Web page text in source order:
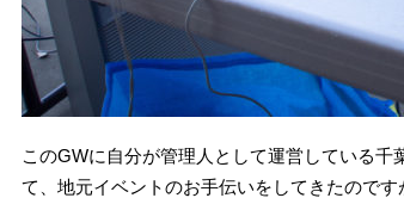
このGWに自分が管理人として運営している千
て、地元イベントのお手伝いをしてきたので